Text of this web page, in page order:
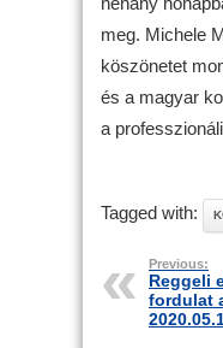
meg. Michele
köszönetet
és a magyar
a
Tagged with:
Previous:
Reggeli
fordulat